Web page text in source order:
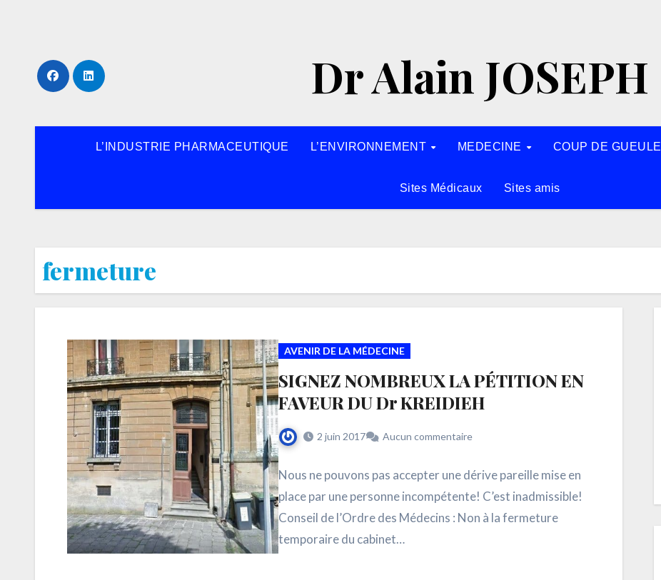
Dr Alain JOSEPH
L’INDUSTRIE PHARMACEUTIQUE L’ENVIRONNEMENT MEDECINE COUP DE GUEULE
Sites Médicaux Sites amis
fermeture
AVENIR DE LA MÉDECINE
SIGNEZ NOMBREUX LA PÉTITION EN
FAVEUR DU Dr KREIDIEH
2 juin 2017 Aucun commentaire
Nous ne pouvons pas accepter une dérive pareille mise en
place par une personne incompétente! C’est inadmissible!
Conseil de l’Ordre des Médecins : Non à la fermeture
temporaire du cabinet…